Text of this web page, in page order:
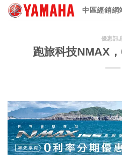
Skip
中區經銷網
優惠訊
跑旅科技NMAX